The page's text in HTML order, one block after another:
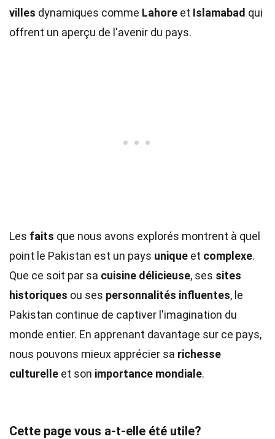
villes dynamiques comme Lahore et Islamabad qui
offrent un aperçu de l'avenir du pays.
Les faits que nous avons explorés montrent à quel
point le Pakistan est un pays unique et complexe.
Que ce soit par sa cuisine délicieuse, ses sites
historiques ou ses personnalités influentes, le
Pakistan continue de captiver l'imagination du
monde entier. En apprenant davantage sur ce pays,
nous pouvons mieux apprécier sa richesse
culturelle et son importance mondiale.
Cette page vous a-t-elle été utile?